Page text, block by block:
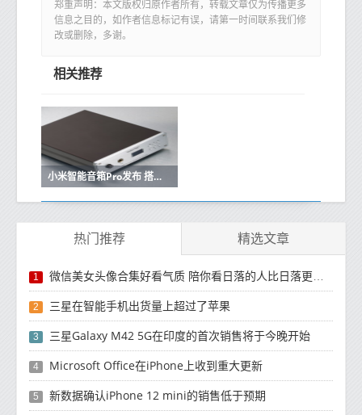
郑重声明：本文版权归原作者所有，转载文章仅为传播更多
信息之目的，如作者信息标记有误，请第一时间联系我们修
改或删除，多谢。
相关推荐
小米智能音箱Pro发布 搭载“超级小爱” 售价299元
热门推荐 精选文章
1 微信美女头像合集好看气质 陪你看日落的人比日落更浪漫
2 三星在智能手机出货量上超过了苹果
3 三星Galaxy M42 5G在印度的首次销售将于今晚开始
4 Microsoft Office在iPhone上收到重大更新
5 新数据确认iPhone 12 mini的销售低于预期